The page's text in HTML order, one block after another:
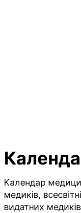
Календар
медиків,
видатних